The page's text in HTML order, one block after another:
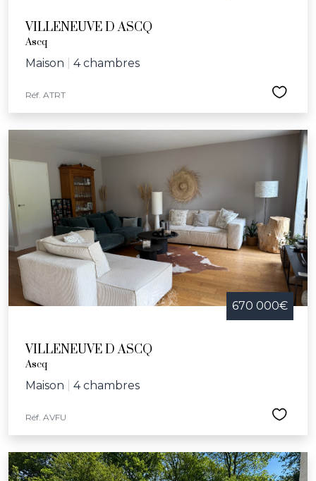
VILLENEUVE D ASCQ
Ascq
Maison 4 chambres
Réf. ATRT
670 000€
VILLENEUVE D ASCQ
Ascq
Maison 4 chambres
Réf. AVFU